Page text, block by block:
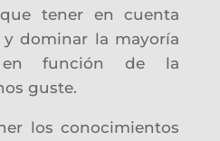
tener en cuenta
dominar la mayoría
en función de la
guste.
los conocimientos